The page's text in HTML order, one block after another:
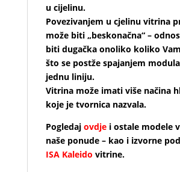
u cijelinu.
Povezivanjem u cjelinu vitrina
može biti „beskonačna“ –
biti dugačka onoliko koliko
što se postže spajanjem
jednu liniju.
Vitrina može imati više načina
koje je tvornica nazvala.
Pogledaj ovdjei ostale modele
naše ponude – kao i izvorne
ISA Kaleido vitrine.